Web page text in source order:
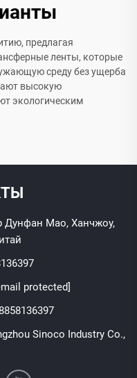
предлагая
ленты, которые
среду без ущерба
высокую
экологическим
Дунфан Мао, Ханчжоу,
protected]
Sinoco Industry Co.,